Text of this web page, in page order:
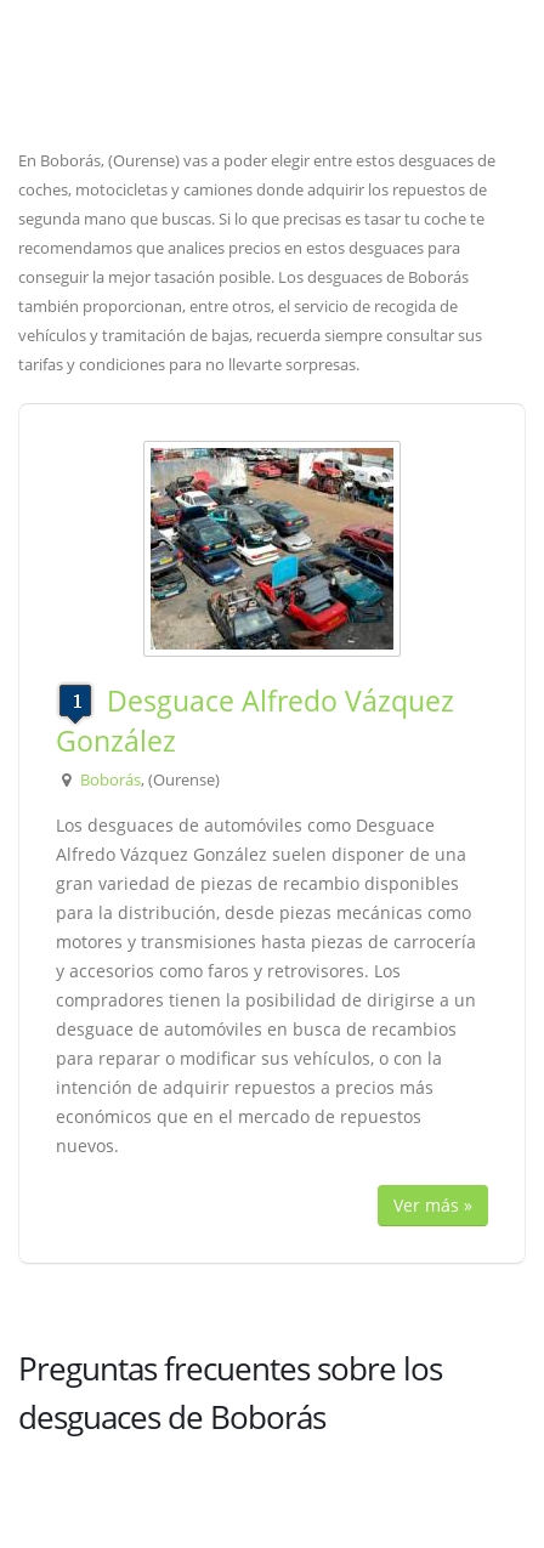
En Boborás, (Ourense) vas a poder elegir entre estos desguaces de
coches, motocicletas y camiones donde adquirir los repuestos de
segunda mano que buscas. Si lo que precisas es tasar tu coche te
recomendamos que analices precios en estos desguaces para
conseguir la mejor tasación posible. Los desguaces de Boborás
también proporcionan, entre otros, el servicio de recogida de
vehículos y tramitación de bajas, recuerda siempre consultar sus
tarifas y condiciones para no llevarte sorpresas.
Desguace Alfredo Vázquez
González
Boborás, (Ourense)
Los desguaces de automóviles como Desguace
Alfredo Vázquez González suelen disponer de una
gran variedad de piezas de recambio disponibles
para la distribución, desde piezas mecánicas como
motores y transmisiones hasta piezas de carrocería
y accesorios como faros y retrovisores. Los
compradores tienen la posibilidad de dirigirse a un
desguace de automóviles en busca de recambios
para reparar o modificar sus vehículos, o con la
intención de adquirir repuestos a precios más
económicos que en el mercado de repuestos
nuevos.
Ver más »
Preguntas frecuentes sobre los
desguaces de Boborás